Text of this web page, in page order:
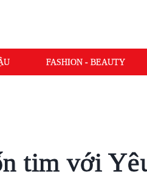
FASHION - BEAUTY
tim với